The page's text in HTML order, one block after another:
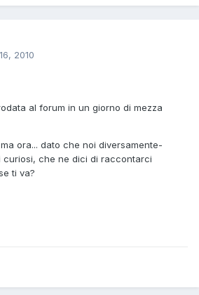
2010
al forum in un giorno di mezza
ora... dato che noi diversamente-
curiosi, che ne dici di raccontarci
ti va?